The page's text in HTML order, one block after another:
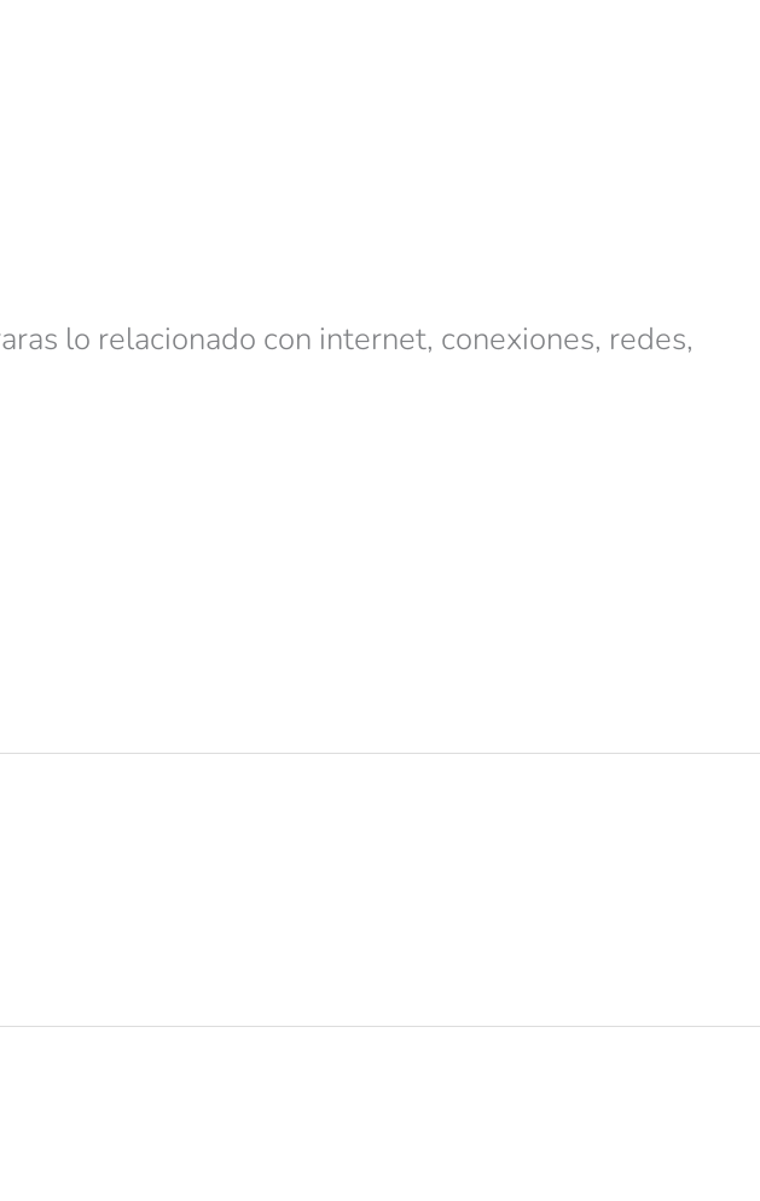
lo relacionado con internet, conexiones, redes,